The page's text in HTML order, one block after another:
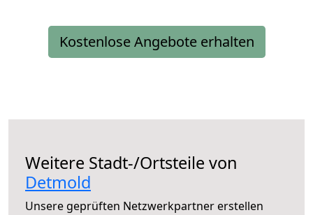
Kostenlose Angebote erhalten
Weitere Stadt-/Ortsteile von
Detmold
Unsere geprüften Netzwerkpartner erstellen